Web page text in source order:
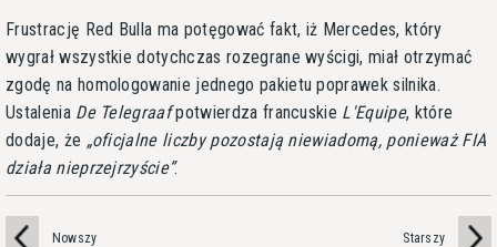
Frustrację Red Bulla ma potęgować fakt, iż Mercedes, który
wygrał wszystkie dotychczas rozegrane wyścigi, miał otrzymać
zgodę na homologowanie jednego pakietu poprawek silnika.
Ustalenia De Telegraafpotwierdza francuskie L'Equipe, które
dodaje, że oficjalne liczby pozostają niewiadomą, ponieważ FIA
działa nieprzejrzyście .
Nowszy Starszy